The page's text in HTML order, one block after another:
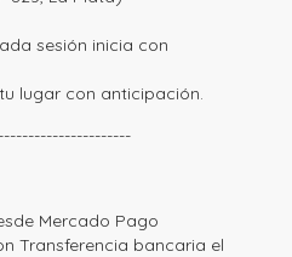
sesión inicia con
lugar con anticipación.
Mercado Pago
Transferencia bancaria el